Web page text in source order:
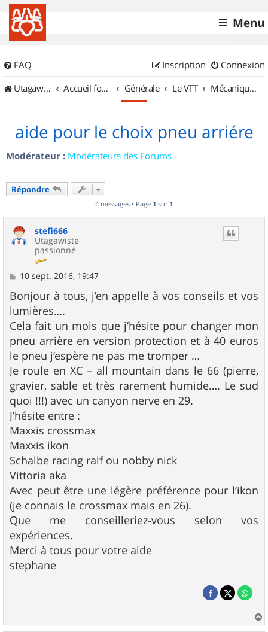
Menu
FAQ Connexion
Inscription
UtagawaVTT (Randos VTT et VTTAE avec traces GPS)
Accueil forum Générale Le VTT Mécanique et Entretiens
aide pour le choix pneu arriére
Modérateur : Modérateurs des Forums
Répondre
4 messages • Page 1 sur 1
stefi666
Utagawiste
passionné
M
s
s
a
g
e
10 sept. 2016, 19:47
Bonjour à tous, j’en appelle à vos conseils et vos
lumières….
Cela fait un mois que j’hésite pour changer mon
pneu arrière en version protection et à 40 euros
le pneu j’espère ne pas me tromper …
Je roule en XC – all mountain dans le 66 (pierre,
gravier, sable et très rarement humide…. Le sud
quoi !!!) avec un canyon nerve en 29.
J’hésite entre :
Maxxis crossmax
Maxxis ikon
Schalbe racing ralf ou nobby nick
Vittoria aka
Avec peut être une légère préférence pour l’ikon
(je connais le crossmax mais en 26).
Que me conseilleriez-vous selon vos
expériences.
Merci à tous pour votre aide
stephane
a